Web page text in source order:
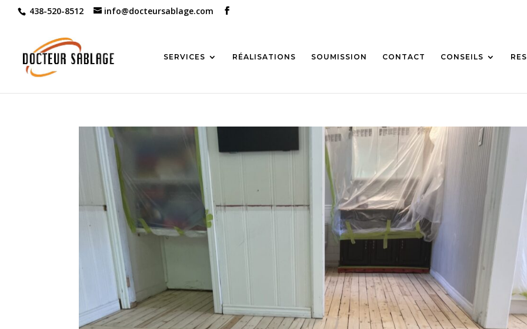
438-520-8512 info@docteursablage.com
SERVICES RÉALISATIONS SOUMISSION CONTACT CONSEILS